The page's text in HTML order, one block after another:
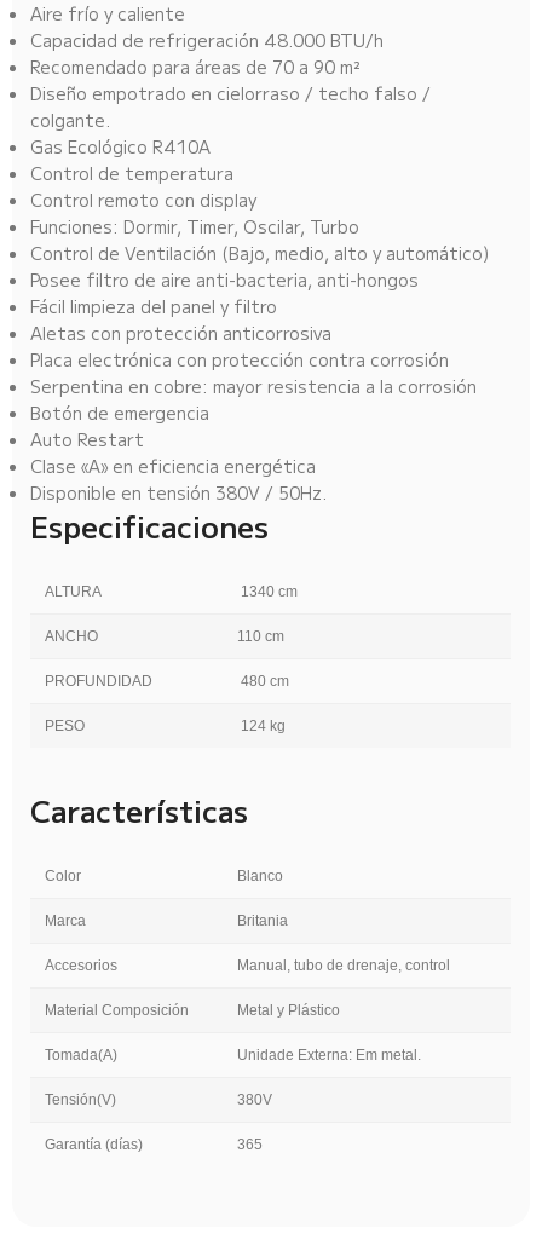
Aire frío y caliente
Capacidad de refrigeración 48.000 BTU/h
Recomendado para áreas de 70 a 90 m²
Diseño empotrado en cielorraso / techo falso /
colgante.
Gas Ecológico R410A
Control de temperatura
Control remoto con display
Funciones: Dormir, Timer, Oscilar, Turbo
Control de Ventilación (Bajo, medio, alto y automático)
Posee filtro de aire anti-bacteria, anti-hongos
Fácil limpieza del panel y filtro
Aletas con protección anticorrosiva
Placa electrónica con protección contra corrosión
Serpentina en cobre: mayor resistencia a la corrosión
Botón de emergencia
Auto Restart
Clase «A» en eficiencia energética
Disponible en tensión 380V / 50Hz.
Especificaciones
ALTURA 1340 cm
ANCHO 110 cm
PROFUNDIDAD 480 cm
PESO 124 kg
Características
Color Blanco
Marca Britania
Accesorios Manual, tubo de drenaje, control
Material Composición Metal y Plástico
Tomada(A) Unidade Externa: Em metal.
Tensión(V) 380V
Garantía (días) 365